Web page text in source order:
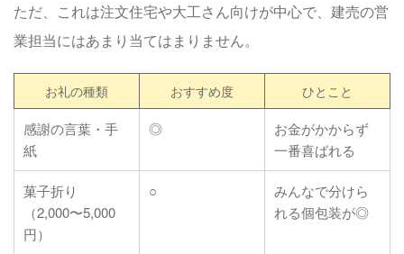
ただ、これは注文住宅や大工さん向けが中心で、建売の営
業担当にはあまり当てはまりません。
お礼の種類 おすすめ度
ひとこと
感謝の言葉・手
紙
◎
お金がかからず
一番喜ばれる
菓子折り
（2,000〜5,000
円）
○
みんなで分けら
れる個包装が◎